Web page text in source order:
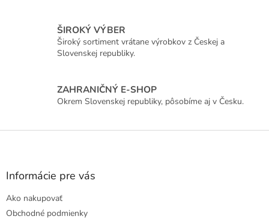
ŠIROKÝ VÝBER
Široký sortiment vrátane výrobkov z Českej a
Slovenskej republiky.
ZAHRANIČNÝ E-SHOP
Okrem Slovenskej republiky, pôsobíme aj v Česku.
Z
Informácie pre vás
Ako nakupovať
Obchodné podmienky